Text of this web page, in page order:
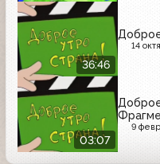
36:46
14
03:07
9